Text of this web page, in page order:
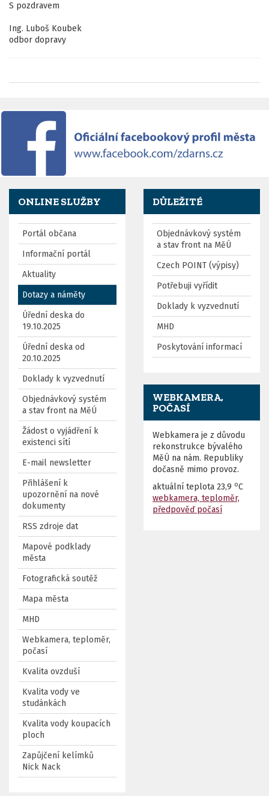
S pozdravem
Ing. Luboš Koubek
odbor dopravy
ONLINE SLUŽBY
Portál občana
Informační portál
Aktuality
Dotazy a náměty
Úřední deska do
19.10.2025
Úřední deska od
20.10.2025
Doklady k vyzvednutí
Objednávkový systém
a stav front na MěÚ
Žádost o vyjádření k
existenci sítí
E-mail newsletter
Přihlášení k
upozornění na nové
dokumenty
RSS zdroje dat
Mapové podklady
města
Fotografická soutěž
Mapa města
MHD
Webkamera, teploměr,
počasí
Kvalita ovzduší
Kvalita vody ve
studánkách
Kvalita vody koupacích
ploch
Zapůjčení kelímků
Nick Nack
DŮLEŽITÉ
Objednávkový systém
a stav front na MěÚ
Czech POINT (výpisy)
Potřebuji vyřídit
Doklady k vyzvednutí
MHD
Poskytování informací
WEBKAMERA,
POČASÍ
Webkamera je z důvodu
rekonstrukce bývalého
MěÚ na nám. Republiky
dočasně mimo provoz.
aktuální teplota 23,9 oC
webkamera, teploměr,
předpověď počasí